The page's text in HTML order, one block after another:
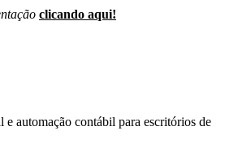
clicando aqui!
e automação contábil para escritórios de